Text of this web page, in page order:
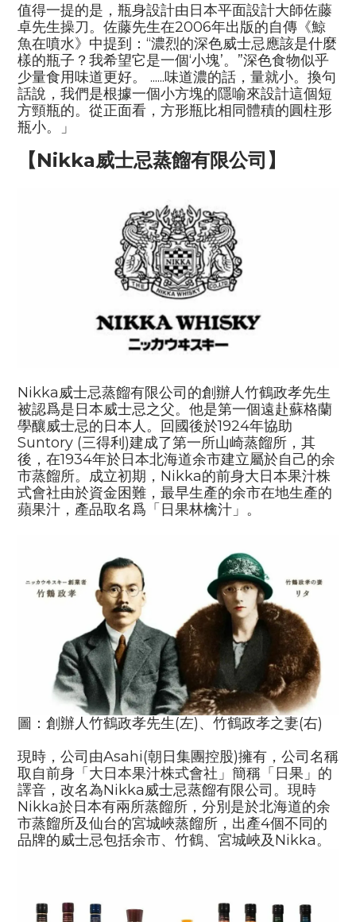
值得一提的是，瓶身設計由日本平面設計大師佐藤
卓先生操刀。佐藤先生在2006年出版的自傳《鯨
魚在噴水》中提到：“濃烈的深色威士忌應該是什麼
樣的瓶子？我希望它是一個‘小塊’。”深色食物似乎
少量食用味道更好。
......味道濃的話，量就小。換句
話說，我們是根據一個小方塊的隱喻來設計這個短
方頸瓶的。從正面看，方形瓶比相同體積的圓柱形
瓶小。」
【Nikka威士忌蒸餾有限公司】
Nikka威士忌蒸餾有限公司的創辦人竹鶴政孝先生
被認爲是日本威士忌之父。他是第一個遠赴蘇格蘭
學釀威士忌的日本人。回國後於1924年協助
Suntory (三得利 )建成了第一所山崎蒸餾所，其
後，在1934年於日本北海道余市建立屬於自己的余
市蒸餾所。成立初期， Nikka的前身大日本果汁株
式會社由於資金困難，最早生產的余市在地生產的
蘋果汁，產品取名爲「日果林檎汁」。
圖： 創辦人竹鶴政孝先生(左)、 竹鶴政孝之妻(右)
現時，公司由Asahi(朝日集團控股)擁有，公司名稱
取自前身「大日本果汁株式會社」簡稱「日果」的
譯音，改名為Nikka威士忌蒸餾有限公司。現時
Nikka於日本有兩所蒸餾所，分別是於北海道的余
市蒸餾所及仙台的宮城峽蒸餾所，出產4個不同的
品牌的威士忌包括余市、竹鶴、宮城峽及Nikka。